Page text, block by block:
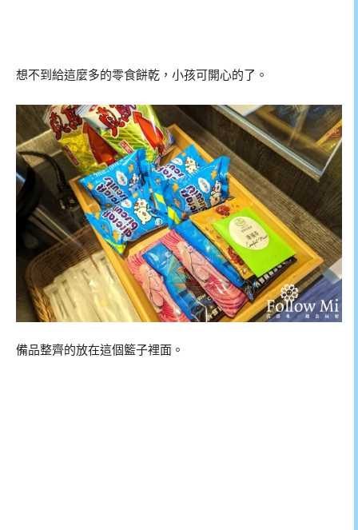
想不到給這麼多的零食餅乾，小孩可開心的了。
備品整齊的放在這個籃子裡面。